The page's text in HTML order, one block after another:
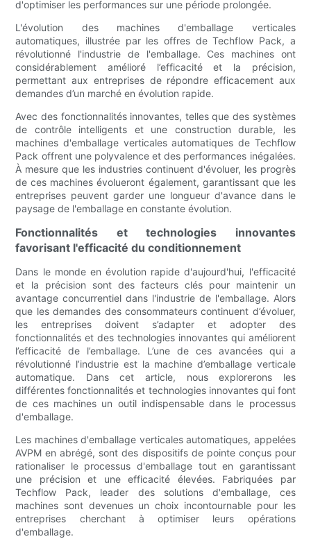
d'optimiser les performances sur une période prolongée.
L'évolution des machines d'emballage verticales
automatiques, illustrée par les offres de Techflow Pack, a
révolutionné l'industrie de l'emballage. Ces machines ont
considérablement amélioré l’efficacité et la précision,
permettant aux entreprises de répondre efficacement aux
demandes d’un marché en évolution rapide.
Avec des fonctionnalités innovantes, telles que des systèmes
de contrôle intelligents et une construction durable, les
machines d'emballage verticales automatiques de Techflow
Pack offrent une polyvalence et des performances inégalées.
À mesure que les industries continuent d'évoluer, les progrès
de ces machines évolueront également, garantissant que les
entreprises peuvent garder une longueur d'avance dans le
paysage de l'emballage en constante évolution.
Fonctionnalités et technologies innovantes
favorisant l'efficacité du conditionnement
Dans le monde en évolution rapide d'aujourd'hui, l'efficacité
et la précision sont des facteurs clés pour maintenir un
avantage concurrentiel dans l'industrie de l'emballage. Alors
que les demandes des consommateurs continuent d’évoluer,
les entreprises doivent s’adapter et adopter des
fonctionnalités et des technologies innovantes qui améliorent
l’efficacité de l’emballage. L’une de ces avancées qui a
révolutionné l’industrie est la machine d’emballage verticale
automatique. Dans cet article, nous explorerons les
différentes fonctionnalités et technologies innovantes qui font
de ces machines un outil indispensable dans le processus
d'emballage.
Les machines d'emballage verticales automatiques, appelées
AVPM en abrégé, sont des dispositifs de pointe conçus pour
rationaliser le processus d'emballage tout en garantissant
une précision et une efficacité élevées. Fabriquées par
Techflow Pack, leader des solutions d'emballage, ces
machines sont devenues un choix incontournable pour les
entreprises cherchant à optimiser leurs opérations
d'emballage.